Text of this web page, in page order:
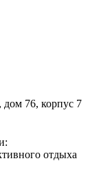
дом 76, корпус 7
отдыха